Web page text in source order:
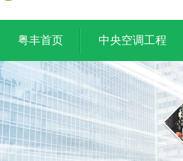
粤丰首页 中央空调工程